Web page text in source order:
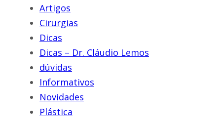
Artigos
Cirurgias
Dicas
Dicas – Dr. Cláudio Lemos
dúvidas
Informativos
Novidades
Plástica